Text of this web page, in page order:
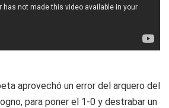
aprovechó un error del arquero del
para poner el 1-0 y destrabar un